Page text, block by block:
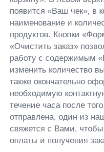
появится «Ваш чек», в
наименование и
продуктов. Кнопки
«Очистить заказ»
работу с содержимым
изменить количество
также окончательно
необходимую
течение часа после
отправлена, один из
свяжется с Вами,
оплаты и получения